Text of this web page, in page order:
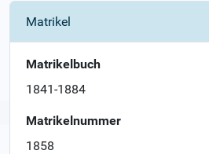
Matrikel
Matrikelbuch
1841-1884
Matrikelnummer
1858